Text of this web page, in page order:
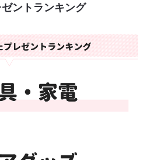
ントランキング